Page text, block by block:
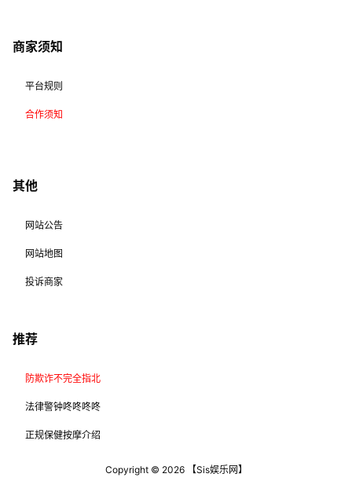
商家须知
平台规则
合作须知
其他
网站公告
网站地图
投诉商家
推荐
防欺诈不完全指北
法律警钟咚咚咚咚
正规保健按摩介绍
Copyright © 2026【Sis娱乐网】